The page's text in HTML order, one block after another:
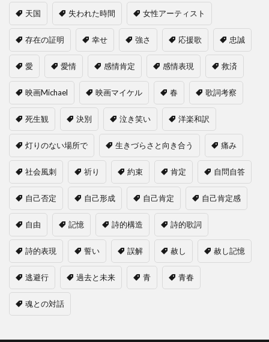
天国 失われた時間 女性アーティスト
存在の証明 幸せ 強さ 応援歌 忠誠
愛 愛情 感情肯定 感情表現 救済
映画Michael 映画マイケル 春 歌詞考察
死生観 決別 泣き笑い 洋楽和訳
灯りのない場所で 生きづらさと向き合う 痛み
社会風刺 祈り 約束 肯定 自問自答
自己否定 自己形成 自己肯定 自己肯定感
自由 記憶 詩的構造 詩的歌詞
詩的表現 誓い 誤解 赦し 赦し記憶
逃避行 過去と未来 青 青春
魂との対話